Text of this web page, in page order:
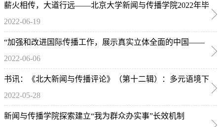
薪火相传，大道行远——北京大学新闻与传播学院2022年毕
业典礼顺利举行
2022-06-19
“加强和改进国际传播工作，展示真实立体全面的中国——
新时代国际新闻传播人才培养与学科建设专题研讨会”召开
2022-06-06
书讯：《北大新闻与传播评论》（第十二辑）：多元语境下
的健康传播
2022-05-28
新闻与传播学院探索建立“我为群众办实事”长效机制